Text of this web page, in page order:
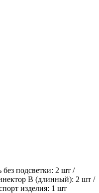
подсветки: 2 шт /
В (длинный): 2 шт /
изделия: 1 шт